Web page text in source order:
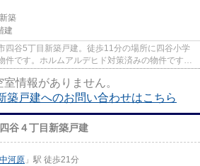
築
建
四谷5丁目新築戸建。徒歩11分の場所に四谷小学
件です。ホルムアルデヒド対策済みの物件ですの
室情報がありません。
築戸建へのお問い合わせはこちら
谷４丁目新築戸建
中河原 」駅 徒歩21分